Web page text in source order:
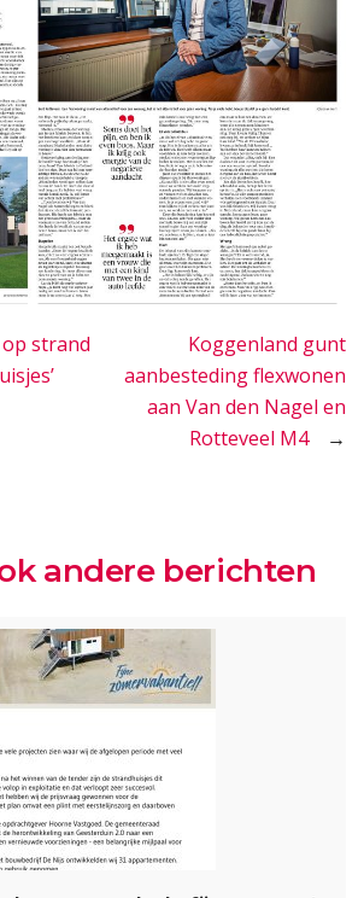
op strand
Koggenland gunt
aanbesteding flexwonen
aan Van den Nagel en
Rotteveel M4
andere berichten